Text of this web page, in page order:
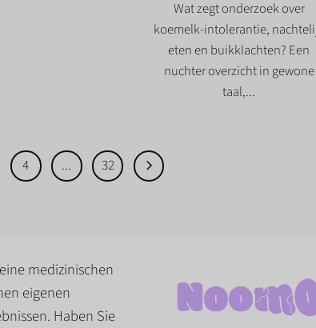
Wat zegt onderzoek over
koemelk-intolerantie,
eten en buikklachten? Een
nuchter overzicht in gewone
taal,...
4 ... 32
medizinischen
eigenen
Haben Sie